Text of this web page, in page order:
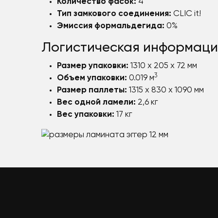
Количество фасок: 4
Тип замкового соединения: CLIC it!
Эмиссия формальдегида: 0%
Логистическая
Размер упаковки: 1310 x 205 x 72 мм
Объем упаковки: 0.019 м3
Размер паллеты: 1315 x 830 x 1090 мм
Вес одной ламели: 2,6 кг
Вес упаковки: 17 кг